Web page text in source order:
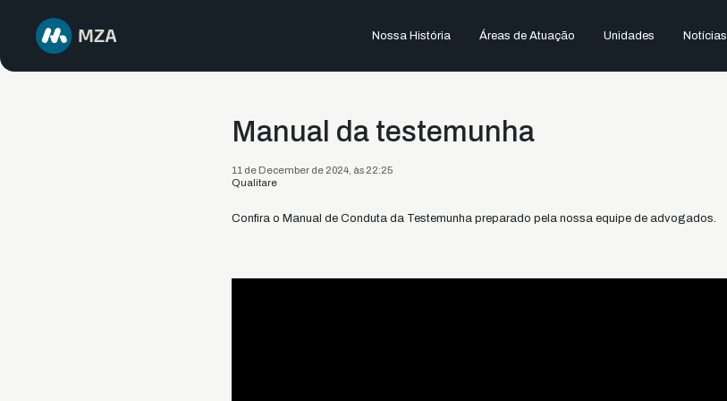
Nossa História Áreas de Atuação Unidades Notícias
Manual da testemunha
11 de December de 2024, às 22:25
Qualitare
Confira o Manual de Conduta da Testemunha preparado pela nossa equipe de advogados.